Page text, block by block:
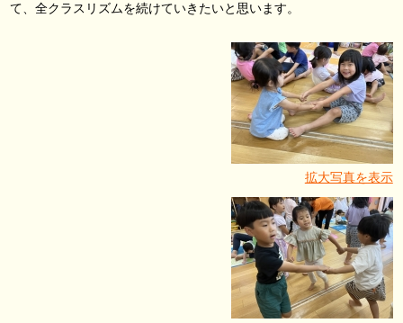
て、全クラスリズムを続けていきたいと思います。
拡大写真を表示